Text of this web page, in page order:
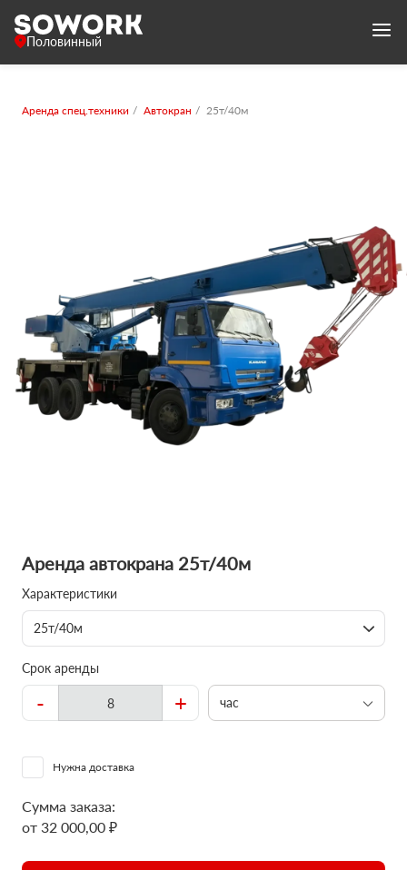
Половинный
Аренда спец.техники Автокран 25т/40м
Аренда автокрана 25т/40м
Характеристики
25т/40м
Срок аренды
- + час
Нужна доставка
Сумма заказа:
от 32 000,00 ₽